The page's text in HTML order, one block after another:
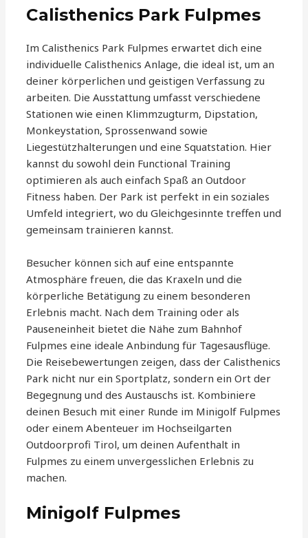
Calisthenics Park Fulpmes
Im Calisthenics Park Fulpmes erwartet dich eine
individuelle Calisthenics Anlage, die ideal ist, um an
deiner körperlichen und geistigen Verfassung zu
arbeiten. Die Ausstattung umfasst verschiedene
Stationen wie einen Klimmzugturm, Dipstation,
Monkeystation, Sprossenwand sowie
Liegestützhalterungen und eine Squatstation. Hier
kannst du sowohl dein Functional Training
optimieren als auch einfach Spaß an Outdoor
Fitness haben. Der Park ist perfekt in ein soziales
Umfeld integriert, wo du Gleichgesinnte treffen und
gemeinsam trainieren kannst.
Besucher können sich auf eine entspannte
Atmosphäre freuen, die das Kraxeln und die
körperliche Betätigung zu einem besonderen
Erlebnis macht. Nach dem Training oder als
Pauseneinheit bietet die Nähe zum Bahnhof
Fulpmes eine ideale Anbindung für Tagesausflüge.
Die Reisebewertungen zeigen, dass der Calisthenics
Park nicht nur ein Sportplatz, sondern ein Ort der
Begegnung und des Austauschs ist. Kombiniere
deinen Besuch mit einer Runde im Minigolf Fulpmes
oder einem Abenteuer im Hochseilgarten
Outdoorprofi Tirol, um deinen Aufenthalt in
Fulpmes zu einem unvergesslichen Erlebnis zu
machen.
Minigolf Fulpmes